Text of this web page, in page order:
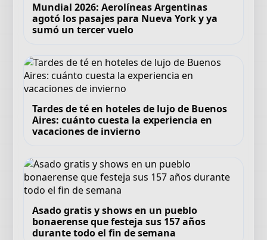
Mundial 2026: Aerolíneas Argentinas
agotó los pasajes para Nueva York y ya
sumó un tercer vuelo
Tardes de té en hoteles de lujo de Buenos
Aires: cuánto cuesta la experiencia en
vacaciones de invierno
Asado gratis y shows en un pueblo
bonaerense que festeja sus 157 años
durante todo el fin de semana